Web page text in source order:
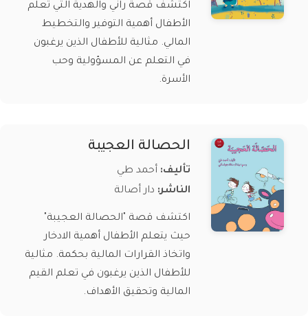
اكتشف قصة راني والهدية التي تعلم
الأطفال أهمية التوفير والتخطيط
المالي. مثالية للأطفال الذين يرغبون
في التعلم عن المسؤولية وحب
الأسرة.
الحصالة العجيبة
تأليف: أحمد طي
الناشر: دار أصالة
اكتشف قصة "الحصالة العجيبة"
حيث يتعلم الأطفال أهمية الادخار
واتخاذ القرارات المالية بحكمة. مثالية
للأطفال الذين يرغبون في تعلم القيم
المالية وتحقيق الأهداف.